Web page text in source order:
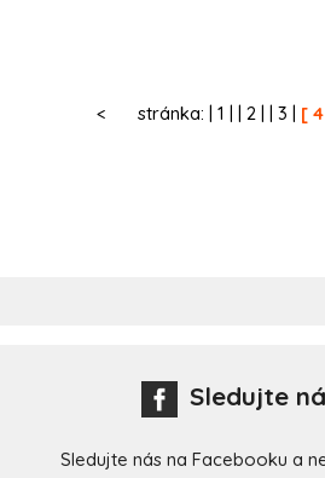
< stránka: 1 2 3 4
Sledujte
Sledujte nás na Facebooku a